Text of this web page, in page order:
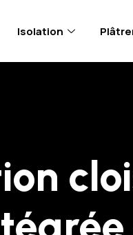
Isolation